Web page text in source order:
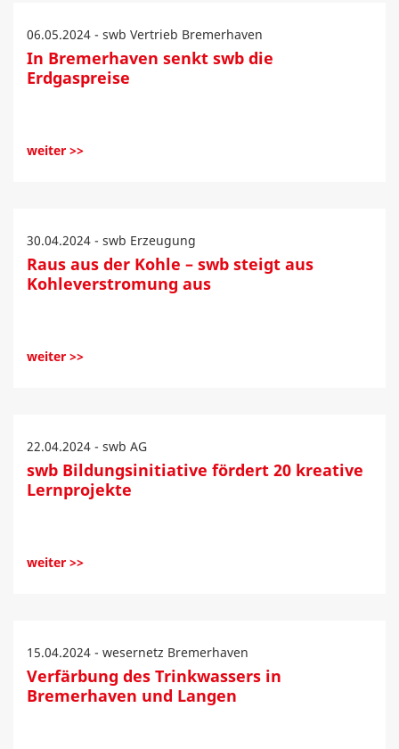
06.05.2024 - swb Vertrieb Bremerhaven
In Bremerhaven senkt swb die
Erdgaspreise
weiter >>
30.04.2024 - swb Erzeugung
Raus aus der Kohle – swb steigt aus
Kohleverstromung aus
weiter >>
22.04.2024 - swb AG
swb Bildungsinitiative fördert 20 kreative
Lernprojekte
weiter >>
15.04.2024 - wesernetz Bremerhaven
Verfärbung des Trinkwassers in
Bremerhaven und Langen